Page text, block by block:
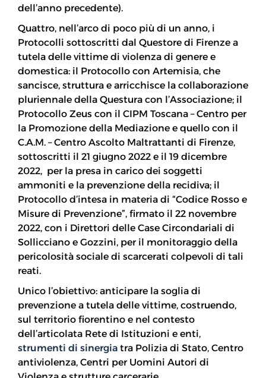
dell’anno precedente).
Quattro, nell’arco di poco più di un anno, i
Protocolli sottoscritti dal Questore di Firenze a
tutela delle vittime di violenza di genere e
domestica: il Protocollo con Artemisia, che
sancisce, struttura e arricchisce la collaborazione
pluriennale della Questura con l’Associazione; il
Protocollo Zeus con il CIPM Toscana – Centro per
la Promozione della Mediazione e quello con il
C.A.M. – Centro Ascolto Maltrattanti di Firenze,
sottoscritti il 21 giugno 2022 e il 19 dicembre
2022, per la presa in carico dei soggetti
ammoniti e la prevenzione della recidiva; il
Protocollo d’intesa in materia di “Codice Rosso e
Misure di Prevenzione”, firmato il 22 novembre
2022, con i Direttori delle Case Circondariali di
Sollicciano e Gozzini, per il monitoraggio della
pericolosità sociale di scarcerati colpevoli di tali
reati.
Unico l’obiettivo: anticipare la soglia di
prevenzione a tutela delle vittime, costruendo,
sul territorio fiorentino e nel contesto
dell’articolata Rete di Istituzioni e enti,
strumenti di sinergia tra Polizia di Stato, Centro
antiviolenza, Centri per Uomini Autori di